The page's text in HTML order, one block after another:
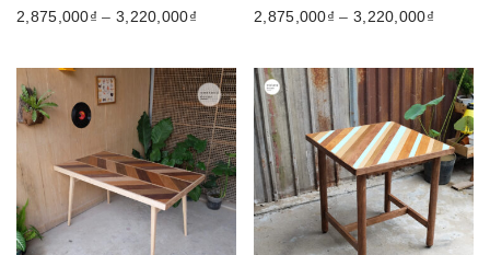
2,875,000₫ – 3,220,000₫Khoảng giá: từ 2,875,000₫ đến
2,875,000₫ – 3,220,000₫